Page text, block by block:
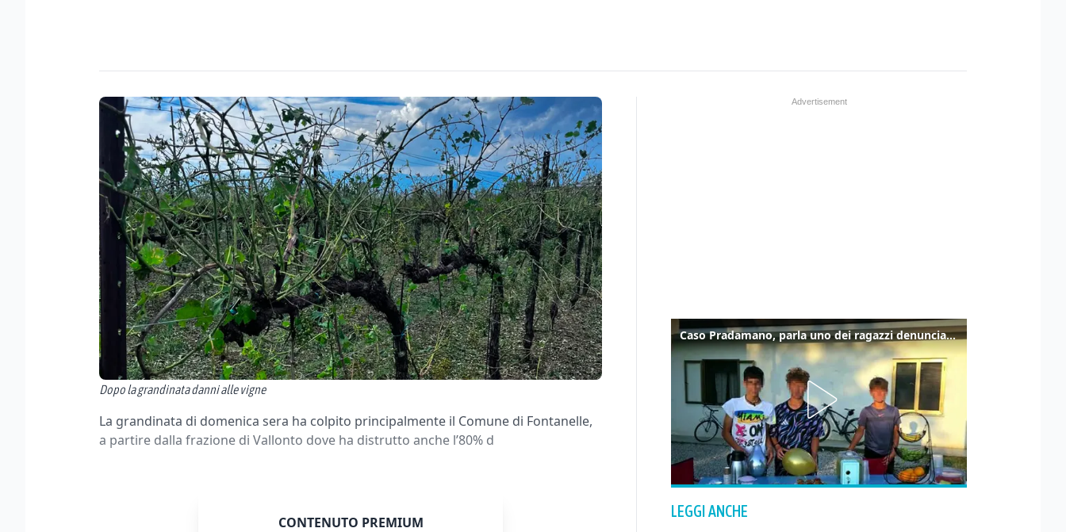
Dopo la grandinata danni alle vigne
La grandinata di domenica sera ha colpito principalmente il Comune di Fontanelle,
a partire dalla frazione di Vallonto dove ha distrutto anche l’80% d
CONTENUTO PREMIUM
Caso Pradamano, parla uno dei ragazzi denunciati per la limonata: "Volevo anche aiutare i miei"
LEGGI ANCHE